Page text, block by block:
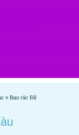
» Bao rác Đệ